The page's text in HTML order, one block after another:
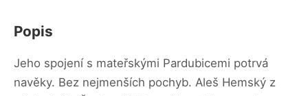
Popis
Jeho spojení s mateřskými Pardubicemi potrvá
navěky. Bez nejmenších pochyb. Aleš Hemský z